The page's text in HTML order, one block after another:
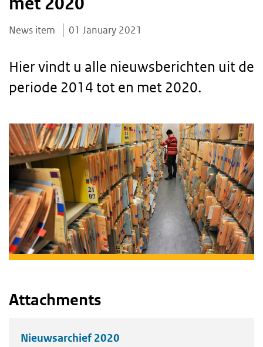
News item 01 January 2021
Hier vindt u alle nieuwsberichten uit de
periode 2014 tot en met 2020.
Body
text
Attachments
Nieuwsarchief 2020